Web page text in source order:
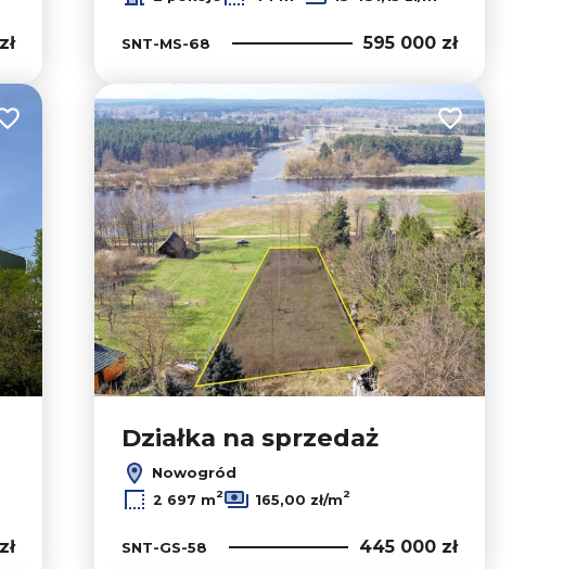
SNT-MS-68 595 000 zł
Dodaj do ulubionych Dodaj do
Działka na sprzedaż
Nowogród
2 697 m2 165,00 zł/m2
SNT-GS-58 445 000 zł